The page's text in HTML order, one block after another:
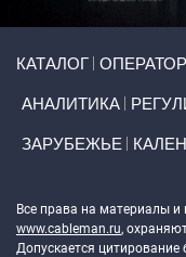
КАТАЛОГ
АНАЛИТИКА
ЗАРУБЕЖЬЕ
Все права на материалы и
www.cableman.ru,
Допускается цитирование